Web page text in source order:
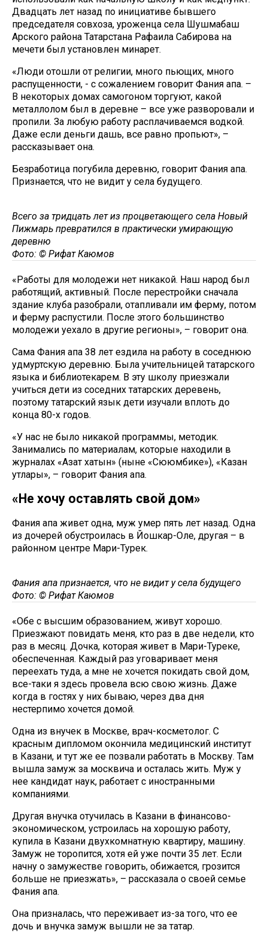
Двадцать лет назад по инициативе бывшего
председателя совхоза, уроженца села Шушмабаш
Арского района Татарстана Рафаила Сабирова на
мечети был установлен минарет.
«Люди отошли от религии, много пьющих, много
распущенности, - с сожалением говорит Фания апа. –
В некоторых домах самогоном торгуют, какой
металлолом был в деревне – все уже разворовали и
пропили. За любую работу расплачиваемся водкой.
Даже если деньги дашь, все равно пропьют», –
рассказывает она.
Безработица погубила деревню, говорит Фания апа.
Признается, что не видит у села будущего.
Всего за тридцать лет из процветающего села Новый
Пижмарь превратился в практически умирающую
деревню
Фото: © Рифат Каюмов
«Работы для молодежи нет никакой. Наш народ был
работящий, активный. После перестройки сначала
здание клуба разобрали, отапливали им ферму, потом
и ферму распустили. После этого большинство
молодежи уехало в другие регионы», – говорит она.
Сама Фания апа 38 лет ездила на работу в соседнюю
удмуртскую деревню. Была учительницей татарского
языка и библиотекарем. В эту школу приезжали
учиться дети из соседних татарских деревень,
поэтому татарский язык дети изучали вплоть до
конца 80-х годов.
«У нас не было никакой программы, методик.
Занимались по материалам, которые находили в
журналах «Азат хатын» (ныне «Сююмбике»), «Казан
утлары», – говорит Фания апа.
«Не хочу оставлять свой дом»
Фания апа живет одна, муж умер пять лет назад. Одна
из дочерей обустроилась в Йошкар-Оле, другая – в
районном центре Мари-Турек.
Фания апа признается, что не видит у села будущего
Фото: © Рифат Каюмов
«Обе с высшим образованием, живут хорошо.
Приезжают повидать меня, кто раз в две недели, кто
раз в месяц. Дочка, которая живет в Мари-Туреке,
обеспеченная. Каждый раз уговаривает меня
переехать туда, а мне не хочется покидать свой дом,
все-таки я здесь провела всю свою жизнь. Даже
когда в гостях у них бываю, через два дня
нестерпимо хочется домой.
Одна из внучек в Москве, врач-косметолог. С
красным дипломом окончила медицинский институт
в Казани, и тут же ее позвали работать в Москву. Там
вышла замуж за москвича и осталась жить. Муж у
нее кандидат наук, работает с иностранными
компаниями.
Другая внучка отучилась в Казани в финансово-
экономическом, устроилась на хорошую работу,
купила в Казани двухкомнатную квартиру, машину.
Замуж не торопится, хотя ей уже почти 35 лет. Если
начну о замужестве говорить, обижается, грозится
больше не приезжать», – рассказала о своей семье
Фания апа.
Она призналась, что переживает из-за того, что ее
дочь и внучка замуж вышли не за татар.